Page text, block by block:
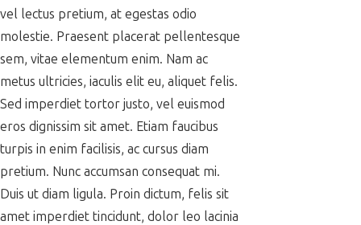
vel lectus pretium, at egestas odio
molestie. Praesent placerat pellentesque
sem, vitae elementum enim. Nam ac
metus ultricies, iaculis elit eu, aliquet felis.
Sed imperdiet tortor justo, vel euismod
eros dignissim sit amet. Etiam faucibus
turpis in enim facilisis, ac cursus diam
pretium. Nunc accumsan consequat mi.
Duis ut diam ligula. Proin dictum, felis sit
amet imperdiet tincidunt, dolor leo lacinia